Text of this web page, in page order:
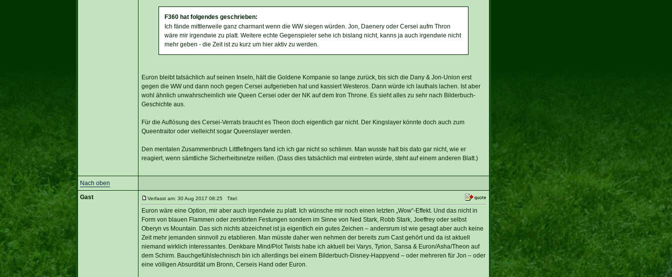
F360 hat folgendes geschrieben:
Ich fände mittlerweile ganz charmant wenn die WW siegen würden. Jon, Daenery oder Cersei aufm Thron
wäre mir irgendwie zu platt. Weitere echte Gegenspieler sehe ich bislang nicht, kanns ja auch irgendwie nicht
mehr geben - die Zeit ist zu kurz um hier aktiv zu werden.
Euron bleibt tatsächlich auf seinen Inseln, hält die Goldene Kompanie so lange zurück, bis sich die Dany & Jon-Union erst
gegen die WW und dann noch gegen Cersei aufgerieben hat und kassiert Westeros. Dann würde ich lauthals lachen. Ist aber
wohl ähnlich unwahrscheinlich wie Queen Cersei oder der NK auf dem Iron Throne. Es sieht alles zu sehr nach Bilderbuch-
Geschichte aus.
Für die Auflösung des Cersei-Verrats braucht es Theon doch eigentlich gar nicht. Der Kingslayer könnte doch auch zum
Queentraitor oder vielleicht sogar Queenslayer werden.
Den mentalen Zusammenbruch Littflefingers fand ich ich gar nicht so schlimm. Man wusste halt bis dato gar nicht, wie er
reagiert, wenn sämtliche Sicherheitsnetze reißen. (Dass dies tatsächlich mal eintreten würde, steht auf einem anderen Blatt.)
Nach oben
Gast
Verfasst am: 30 Aug 2017 08:25 Titel:
Euron wäre eine Option, mir aber auch irgendwie zu platt. Ich wünsche mir noch einen letzten „Wow“-Effekt. Und das nicht in
Form von blauen Flammen oder zerstörten Festungen sondern im Sinne von Ned Stark, Robb Stark, Joeffrey oder selbst
Oberyn vs Mountain. Das sich nichts abzeichnet ist ja eigentlich ein gutes Zeichen – andersrum ist wie gesagt aber auch keine
Zeit mehr jemanden sinnvoll zu etablieren. Man müsste daher wen nehmen der bereits zum Cast gehört und da ist aktuell
niemand wirklich interessantes. Denkbare Mind/Plot Twists habe ich aktuell bei Varys, Tyrion, Sansa & Euron/Asha/Theon auf
dem Schirm. Bauchgefühlstechnisch bin ich allerdings bei einem Bilderbuch-Disney-Happyend – oder mehreren für Jon – oder
eine völligen Absurdität um Bronn, Cerseis Hand oder Euron.